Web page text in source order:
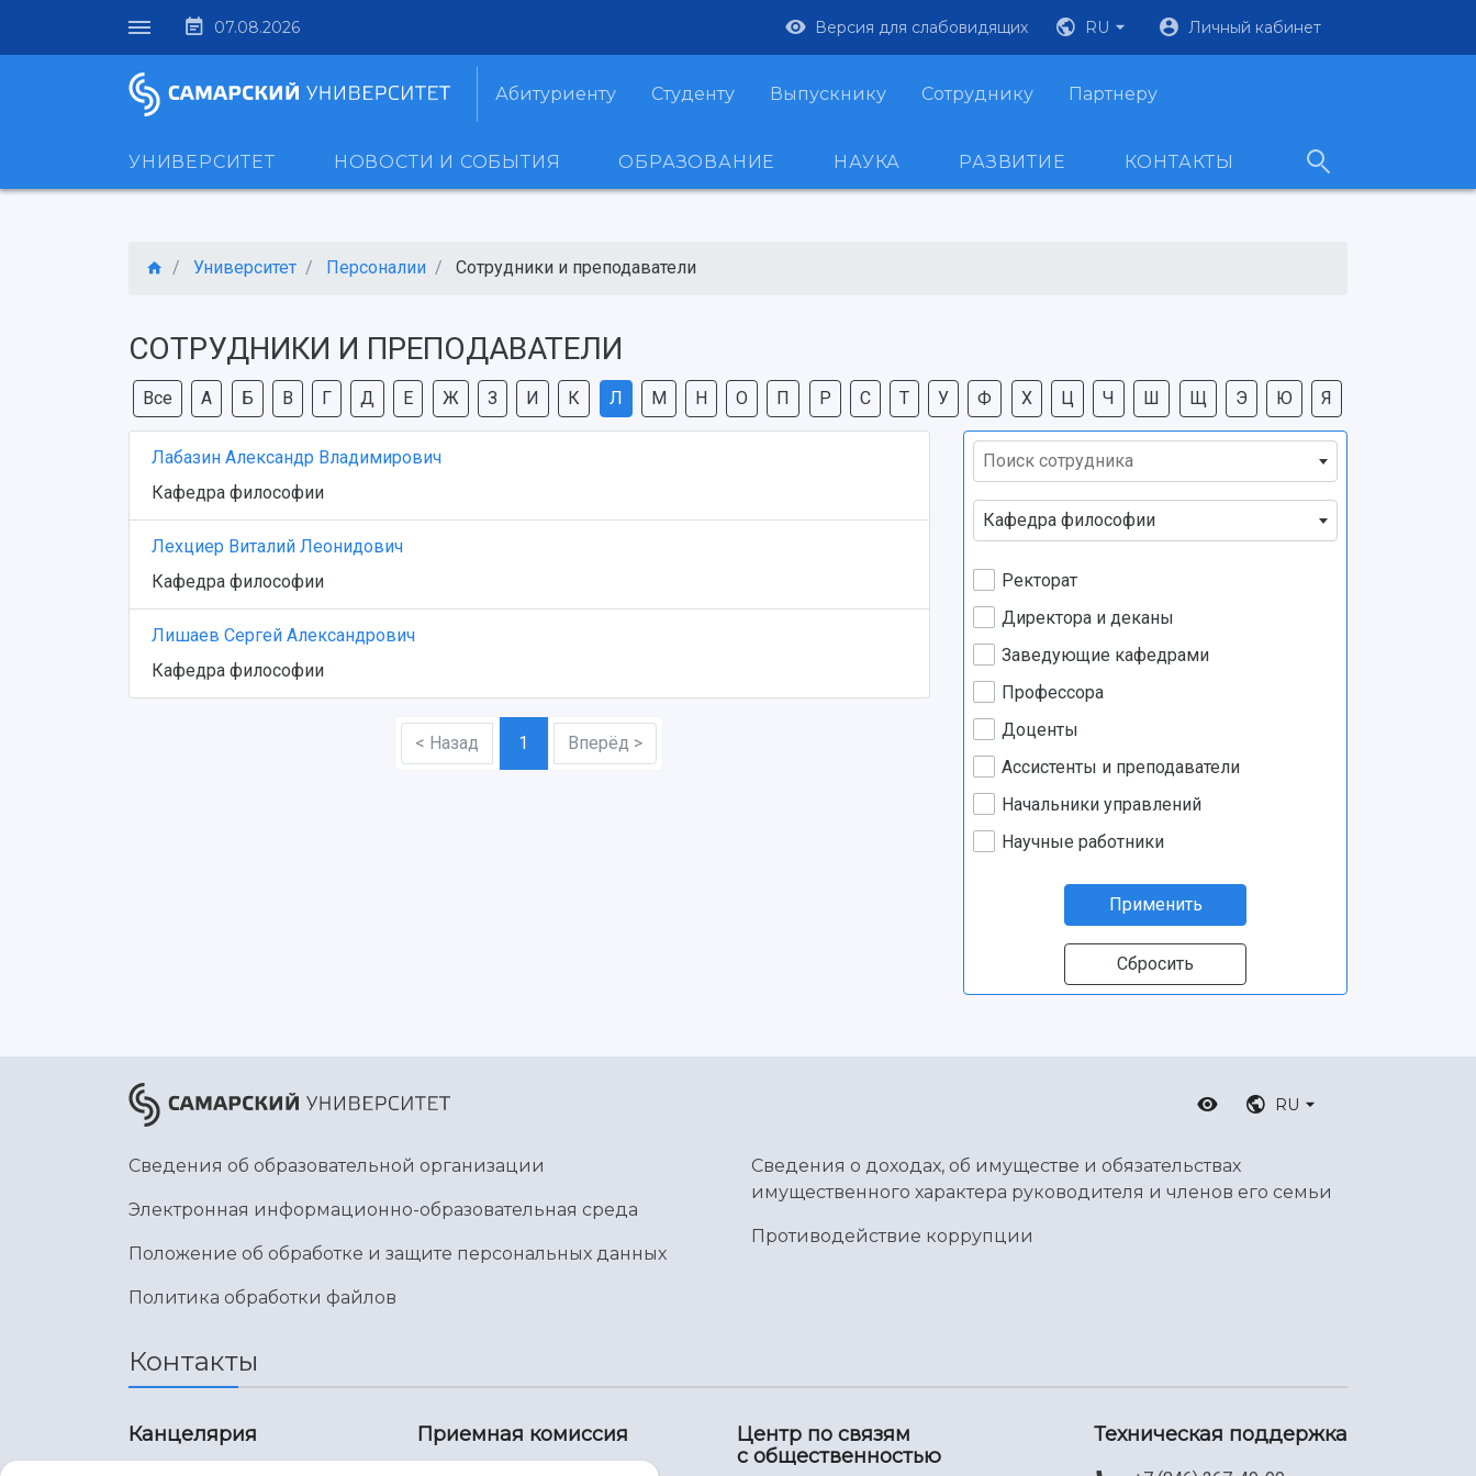
07.08.2026 Версия для слабовидящих RU Личный кабинет
Абитуриенту Студенту Выпускнику Сотруднику Партнеру
УНИВЕРСИТЕТ НОВОСТИ И СОБЫТИЯ ОБРАЗОВАНИЕ НАУКА РАЗВИТИЕ КОНТАКТЫ
Университет Персоналии Сотрудники и преподаватели
СОТРУДНИКИ И ПРЕПОДАВАТЕЛИ
Все А Б В Г Д Е Ж З И К Л М Н О П Р С Т У Ф Х Ц Ч Ш Щ Э Ю Я
Лабазин Александр Владимирович
Кафедра философии
Лехциер Виталий Леонидович
Кафедра философии
Лишаев Сергей Александрович
Кафедра философии
< Назад 1 Вперёд >
Поиск сотрудника
Кафедра философии
Ректорат
Директора и деканы
Заведующие кафедрами
Профессора
Доценты
Ассистенты и преподаватели
Начальники управлений
Научные работники
Применить
Сбросить
RU
Сведения об образовательной организации
Электронная информационно-образовательная среда
Положение об обработке и защите персональных данных
Политика обработки файлов
Сведения о доходах, об имуществе и обязательствах
имущественного характера руководителя и членов его семьи
Противодействие коррупции
Контакты
Канцелярия Приемная комиссия
Центр по связям
с общественностью
Техническая поддержка